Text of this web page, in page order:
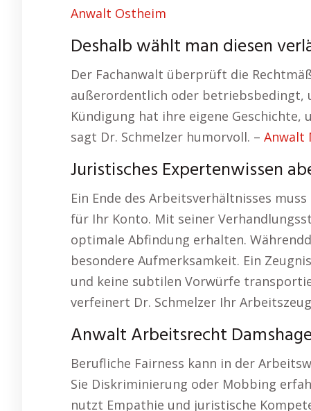
Anwalt Ostheim
Deshalb wählt man diesen
Der Fachanwalt überprüft die
außerordentlich oder betriebsbedingt,
Kündigung hat ihre eigene Geschichte,
sagt Dr. Schmelzer humorvoll. – Anwalt
Juristisches Expertenwissen
Ein Ende des Arbeitsverhältnisses
für Ihr Konto. Mit seiner
optimale Abfindung erhalten.
besondere Aufmerksamkeit. Ein
und keine subtilen Vorwürfe
verfeinert Dr. Schmelzer Ihr
Anwalt Arbeitsrecht
Berufliche Fairness kann in der
Sie Diskriminierung oder Mobbing
nutzt Empathie und juristische